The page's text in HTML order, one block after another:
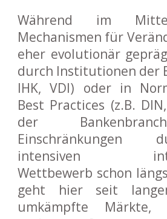
Während im
Mechanismen für
eher evolutionär
durch Institutionen der
IHK, VDI) oder in
Best Practices (z.B.
der
Einschränkungen
intensiven
Wettbewerb schon
geht hier seit
umkämpfte Märkte,